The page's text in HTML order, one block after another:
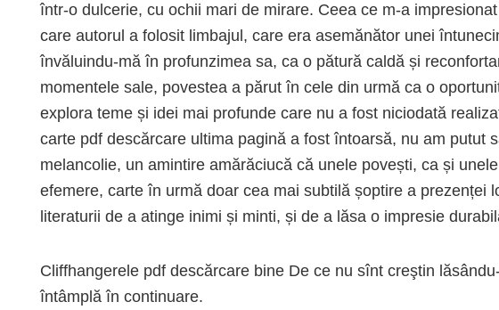
într-o dulcerie, cu ochii mari de mirare. Ceea ce m-a
care autorul a folosit limbajul, care era asemănător unei
învăluindu-mă în profunzimea sa, ca o pătură caldă și
momentele sale, povestea a părut în cele din urmă ca o
explora teme și idei mai profunde care nu a fost niciodată
carte pdf descărcare ultima pagină a fost întoarsă, nu am putut
melancolie, un amintire amărăciucă că unele povești, ca și
efemere, carte în urmă doar cea mai subtilă șoptire a prezenței
literaturii de a atinge inimi și minti, și de a lăsa o impresie
Cliffhangerele pdf descărcare bine De ce nu sînt creştin
întâmplă în continuare.